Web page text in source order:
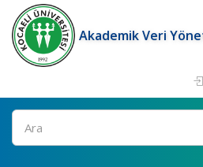
Akademik Veri
Ara